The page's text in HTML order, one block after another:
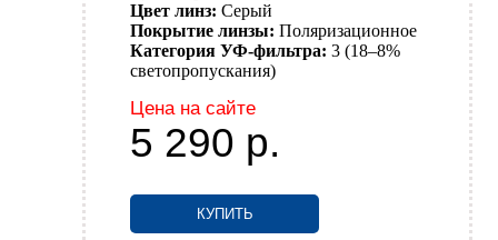
Цвет линз: Серый
Покрытие линзы: Поляризационное
Категория УФ-фильтра: 3 (18–8%
светопропускания)
Цена на сайте
5 290 р.
КУПИТЬ